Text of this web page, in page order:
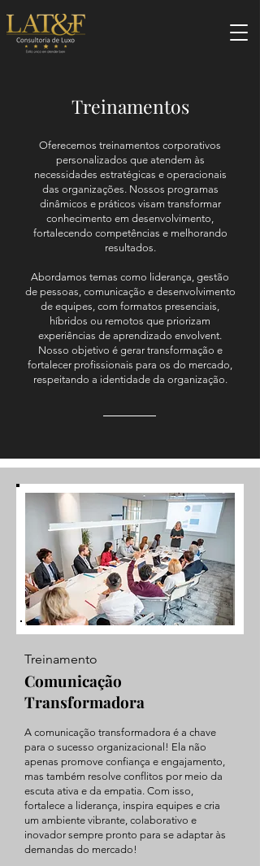
Treinamentos
Oferecemos treinamentos corporativos
personalizados que atendem às
necessidades estratégicas e operacionais
das organizações. Nossos programas
dinâmicos e práticos visam transformar
conhecimento em desenvolvimento,
fortalecendo competências e melhorando
resultados.
Abordamos temas como liderança, gestão
de pessoas, comunicação e desenvolvimento
de equipes, com formatos presenciais,
híbridos ou remotos que priorizam
experiências de aprendizado envolvent.
Nosso objetivo é gerar transformação e
fortalecer profissionais para os do mercado,
respeitando a identidade da organização.
Treinamento
Comunicação
Transformadora
A comunicação transformadora é a chave
para o sucesso organizacional! Ela não
apenas promove confiança e engajamento,
mas também resolve conflitos por meio da
escuta ativa e da empatia. Com isso,
fortalece a liderança, inspira equipes e cria
um ambiente vibrante, colaborativo e
inovador sempre pronto para se adaptar às
demandas do mercado!